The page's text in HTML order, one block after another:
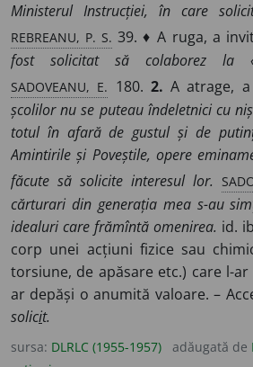
Ministerul Instrucției, în care
REBREANU, P. S. 39. ♦ A ruga, a
fost solicitat să colaborez la
SADOVEANU, E. 180. 2. A atrage,
școlilor nu se puteau îndeletnici cu
totul în afară de gustul și de
Amintirile și Poveștile, opere
făcute să solicite interesul lor.
cărturari din generația mea s-au
idealuri care frămîntă omenirea. id.
corp unei acțiuni fizice sau
torsiune, de apăsare etc.) care l-
ar depăși o anumită valoare. –
solicit.
sursa: DLRLC (1955-1957) adăugată de